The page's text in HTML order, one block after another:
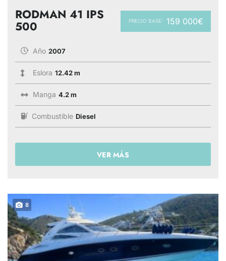
PRECIO BASE: 159 000€
RODMAN 41 IPS
500
Año 2007
Eslora 12.42 m
Manga 4.2 m
Combustible Diesel
VER MÁS
8